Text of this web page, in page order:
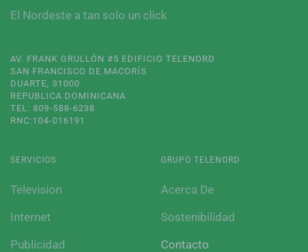
El Nordeste a tan solo un click
AV. FRANK GRULLÓN #5 EDIFICIO TELENORD
SAN FRANCISCO DE MACORÍS
DUARTE, 31000
REPUBLICA DOMINICANA
TEL: 809-588-6238
RNC:104-016191
SERVICIOS
Television
Internet
Publicidad
GRUPO TELENORD
Acerca De
Sostenibilidad
Contacto